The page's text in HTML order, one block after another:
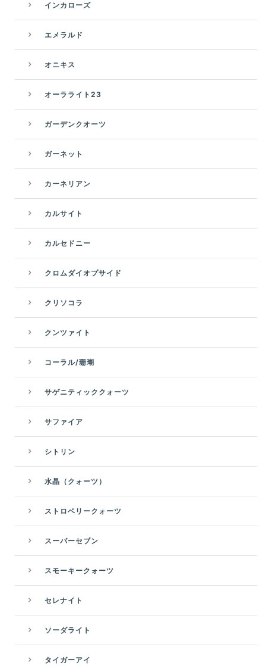
インカローズ
エメラルド
オニキス
オーラライト23
ガーデンクオーツ
ガーネット
カーネリアン
カルサイト
カルセドニー
クロムダイオプサイド
クリソコラ
クンツァイト
コーラル/珊瑚
サゲニティッククォーツ
サファイア
シトリン
水晶（クォーツ）
ストロベリークォーツ
スーパーセブン
スモーキークォーツ
セレナイト
ソーダライト
タイガーアイ